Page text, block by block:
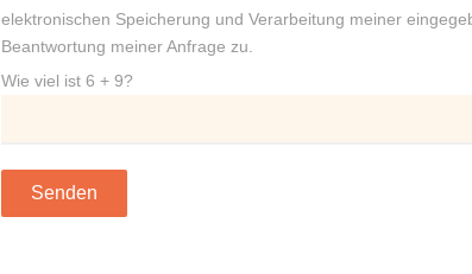
elektronischen Speicherung und Verarbeitung meiner
Beantwortung meiner Anfrage zu.
Wie viel ist 6 + 9?